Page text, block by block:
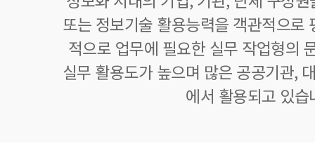
또는 정보기술 활용능력을 객관적으로
적으로 업무에 필요한 실무 작업형의
실무 활용도가 높으며 많은 공공기관,
에서 활용되고 있습